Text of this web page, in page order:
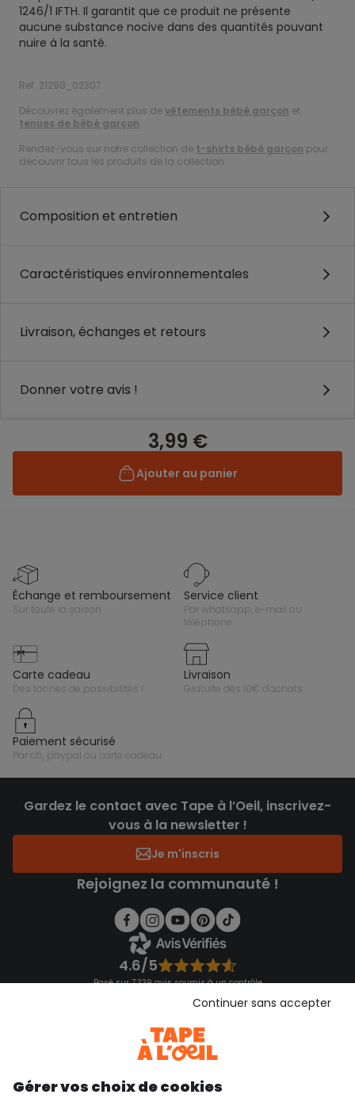
1246/1 IFTH. Il garantit que ce produit ne présente
aucune substance nocive dans des quantités pouvant
nuire à la santé.
Ref. 21298_02307
Découvrez également plus devêtements bébé garçon et
tenues de bébé garçon.
Rendez-vous sur notre collection de t-shirts bébé garçon pour
découvrir tous les produits de la collection.
Composition et entretien
Caractéristiques environnementales
Livraison, échanges et retours
Donner votre avis !
3,99 €
Ajouter au panier
échange et remboursement
sur toute la saison
service client
par whatsapp, e-mail ou
téléphone
carte cadeau
des tonnes de possibilités !
livraison
gratuite dès 10€ d'achats
paiement sécurisé
par cb, paypal ou carte cadeau
Gardez le contact avec Tape à l’Oeil, inscrivez-
vous à la newsletter !
Je m'inscris
Rejoignez la communauté !
4.6/5
Basé sur 7 339 avis soumis à un contrôle
Consulter les CGU
Gérer vos choix de cookies
Continuer sans accepter